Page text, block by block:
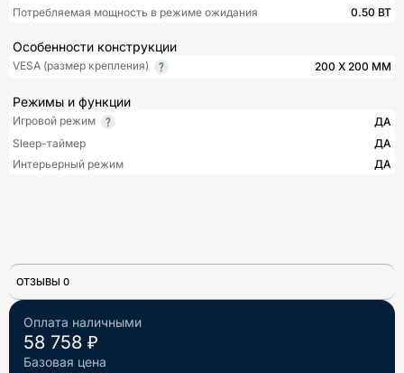
Оплата наличными
58 758 ₽
Базовая цена
Потребляемая мощность в режиме ожидания
0.50 ВТ
Особенности конструкции
VESA (размер крепления) 200 X 200 ММ
Режимы и функции
Игровой режим
ДА
Sleep-таймер
ДА
Интерьерный режим
ДА
ОТЗЫВЫ 0